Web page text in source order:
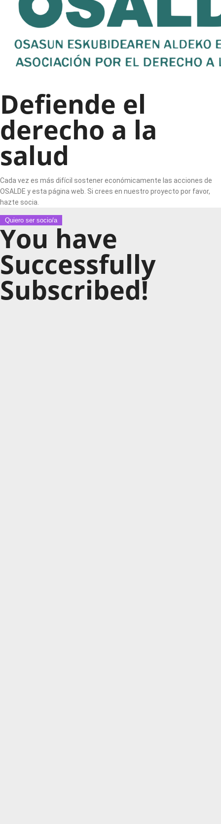
Defiende el
derecho a la
salud
Cada vez es más difícil sostener económicamente las acciones de
OSALDE y esta página web. Si crees en nuestro proyecto por favor,
hazte socia.
Quiero ser socio/a
You have
Successfully
Subscribed!